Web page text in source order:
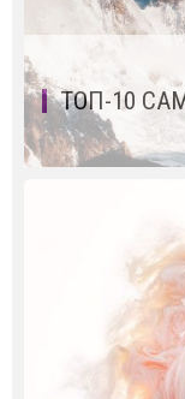
ТОП-10